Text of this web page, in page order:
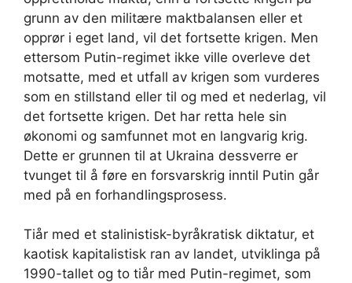
grunn av den militære maktbalansen eller et
opprør i eget land, vil det fortsette krigen. Men
ettersom Putin-regimet ikke ville overleve det
motsatte, med et utfall av krigen som vurderes
som en stillstand eller til og med et nederlag, vil
det fortsette krigen. Det har retta hele sin
økonomi og samfunnet mot en langvarig krig.
Dette er grunnen til at Ukraina dessverre er
tvunget til å føre en forsvarskrig inntil Putin går
med på en forhandlingsprosess.
Tiår med et stalinistisk-byråkratisk diktatur, et
kaotisk kapitalistisk ran av landet, utviklinga på
1990-tallet og to tiår med Putin-regimet, som